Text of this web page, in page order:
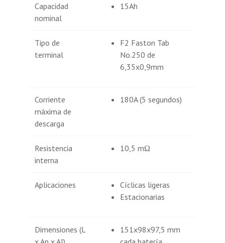
Capacidad
nominal
15Ah
Tipo de
terminal
F2 Faston Tab
No.250 de
6,35x0,9mm
Corriente
máxima de
descarga
180A (5 segundos)
Resistencia
interna
10,5 mΩ
Aplicaciones
Cíclicas ligeras
Estacionarias
Dimensiones (L
151x98x97,5 mm